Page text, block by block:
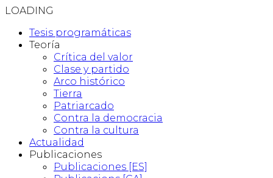
LOADING
Tesis programáticas
Teoría
Crítica del valor
Clase y partido
Arco histórico
Tierra
Patriarcado
Contra la democracia
Contra la cultura
Actualidad
Publicaciones
Publicaciones [ES]